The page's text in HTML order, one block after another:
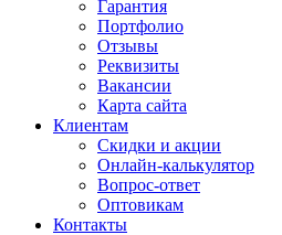
Гарантия
Портфолио
Отзывы
Реквизиты
Вакансии
Карта сайта
Клиентам
Скидки и акции
Онлайн-калькулятор
Вопрос-ответ
Оптовикам
Контакты